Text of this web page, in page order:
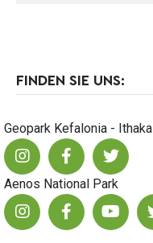
FINDEN SIE UNS:
Geopark Kefalonia - Ithaka
Aenos National Park